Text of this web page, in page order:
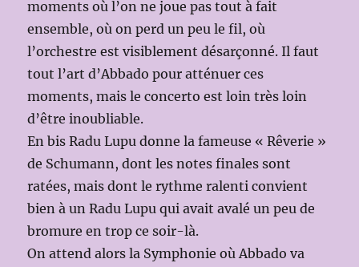
moments où l’on ne joue pas tout à fait
ensemble, où on perd un peu le fil, où
l’orchestre est visiblement désarçonné. Il faut
tout l’art d’Abbado pour atténuer ces
moments, mais le concerto est loin très loin
d’être inoubliable.
En bis Radu Lupu donne la fameuse « Rêverie »
de Schumann, dont les notes finales sont
ratées, mais dont le rythme ralenti convient
bien à un Radu Lupu qui avait avalé un peu de
bromure en trop ce soir-là.
On attend alors la Symphonie où Abbado va